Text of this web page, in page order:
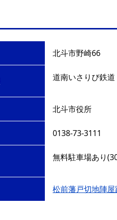
北斗市野崎66
道南いさりび鉄
北斗市役所
0138-73-3111
無料駐車場あり
松前藩戸切地陣